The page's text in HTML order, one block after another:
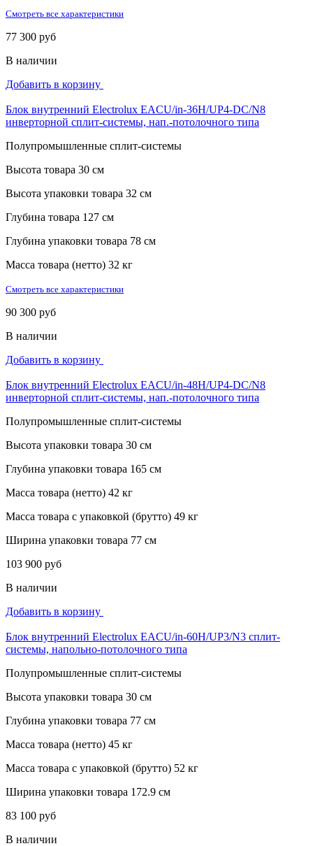
Смотреть все характеристики
77 300 руб
В наличии
Добавить в корзину
Блок внутренний Electrolux EACU/in-36H/UP4-DC/N8
инверторной сплит-системы, нап.-потолочного типа
Полупромышленные сплит-системы
Высота товара 30 см
Высота упаковки товара 32 см
Глубина товара 127 см
Глубина упаковки товара 78 см
Масса товара (нетто) 32 кг
Смотреть все характеристики
90 300 руб
В наличии
Добавить в корзину
Блок внутренний Electrolux EACU/in-48H/UP4-DC/N8
инверторной сплит-системы, нап.-потолочного типа
Полупромышленные сплит-системы
Высота упаковки товара 30 см
Глубина упаковки товара 165 см
Масса товара (нетто) 42 кг
Масса товара с упаковкой (брутто) 49 кг
Ширина упаковки товара 77 см
103 900 руб
В наличии
Добавить в корзину
Блок внутренний Electrolux EACU/in-60H/UP3/N3 сплит-
системы, напольно-потолочного типа
Полупромышленные сплит-системы
Высота упаковки товара 30 см
Глубина упаковки товара 77 см
Масса товара (нетто) 45 кг
Масса товара с упаковкой (брутто) 52 кг
Ширина упаковки товара 172.9 см
83 100 руб
В наличии